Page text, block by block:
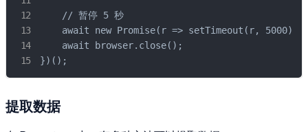
    // 暂停 5 秒
    await new Promise(r => setTimeout(r, 5000));
    await browser.close();
})();
提取数据